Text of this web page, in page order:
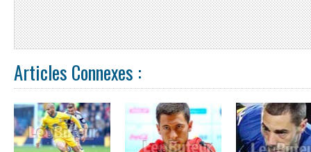
Articles Connexes :